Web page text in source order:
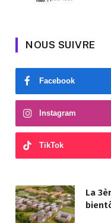
NOUS SUIVRE
Facebook
Instagram
TikTok
La